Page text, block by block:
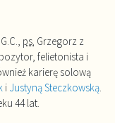
ps. Grzegorz z
felietonista i
karierę solową
i Justyną Steczkowską.
44 lat.